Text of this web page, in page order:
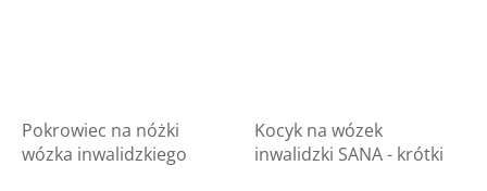
Pokrowiec na nóżki
wózka inwalidzkiego
Kocyk na wózek
inwalidzki SANA - krótki